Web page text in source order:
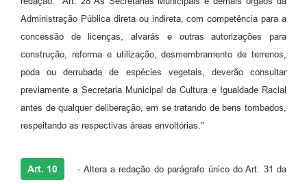
Administração Pública direta ou indireta, com competência para a
concessão de licenças, alvarás e outras autorizações para
construção, reforma e utilização, desmembramento de terrenos,
poda ou derrubada de espécies vegetais, deverão consultar
previamente a Secretaria Municipal da Cultura e Igualdade Racial
antes de qualquer deliberação, em se tratando de bens tombados,
respeitando as respectivas áreas envoltórias."
Art. 10 - Altera a redação do parágrafo único do Art. 31 da